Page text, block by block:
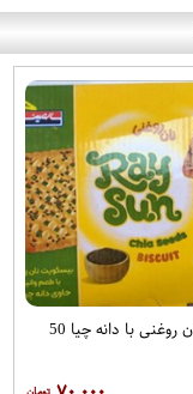
سالمین نان روغنی با دانه چیا 50